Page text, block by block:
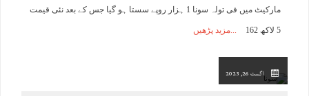
مارکیٹ میں فی تولہ سونا 1 ہزار روپے سستا ہو گیا جس کے بعد نئی قیمت
5 لاکھ 162 مزید پڑھیں
اگست 26, 2023